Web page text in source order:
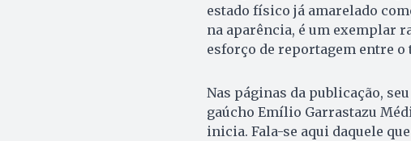
estado físico já amarelado
na aparência, é um exemplar
esforço de reportagem entre o
Nas páginas da publicação,
gaúcho Emílio Garrastazu
inicia. Fala-se aqui daquele